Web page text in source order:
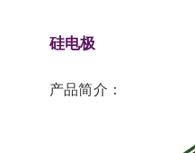
硅电极
产品简介：